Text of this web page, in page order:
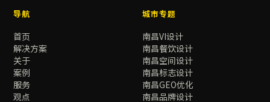
导航
首页
解决方案
关于
案例
服务
观点
城市专题
南昌VI设计
南昌餐饮设计
南昌空间设计
南昌标志设计
南昌GEO优化
南昌品牌设计